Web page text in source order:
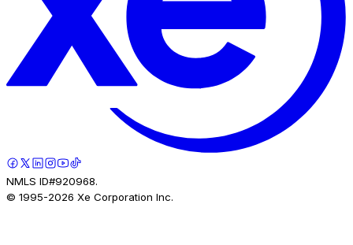
NMLS ID#920968.
© 1995-2026 Xe Corporation Inc.